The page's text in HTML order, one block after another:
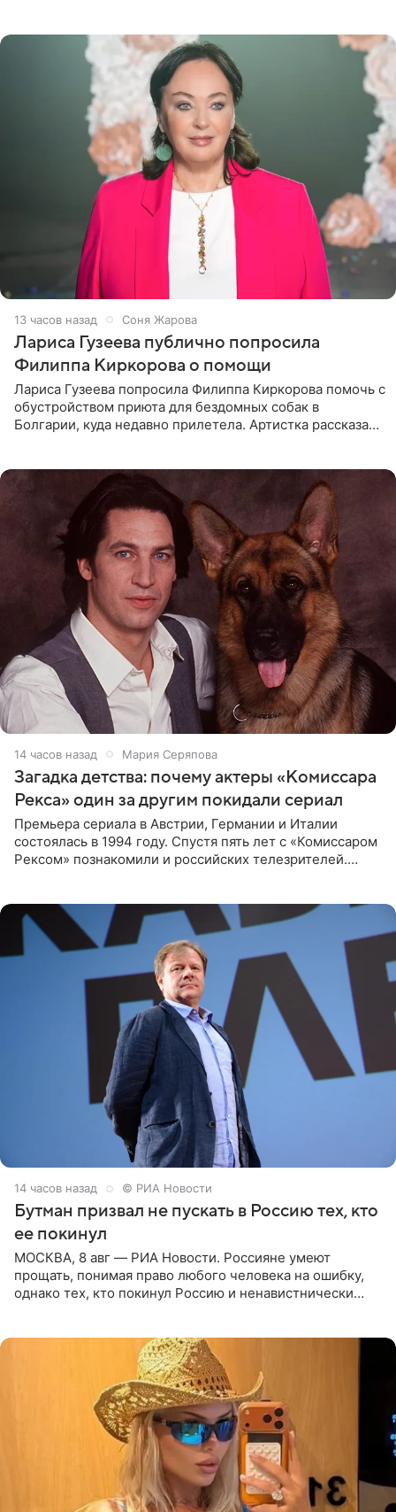
13 часов назад Соня Жарова
Лариса Гузеева публично попросила
Филиппа Киркорова о помощи
Лариса Гузеева попросила Филиппа Киркорова помочь с
обустройством приюта для бездомных собак в
Болгарии, куда недавно прилетела. Артистка рассказала
14 часов назад Мария Серяпова
Загадка детства: почему актеры «Комиссара
Рекса» один за другим покидали сериал
Премьера сериала в Австрии, Германии и Италии
состоялась в 1994 году. Спустя пять лет с «Комиссаром
Рексом» познакомили и российских телезрителей.
14 часов назад © РИА Новости
Бутман призвал не пускать в Россию тех, кто
ее покинул
МОСКВА, 8 авг — РИА Новости. Россияне умеют
прощать, понимая право любого человека на ошибку,
однако тех, кто покинул Россию и ненавистнически